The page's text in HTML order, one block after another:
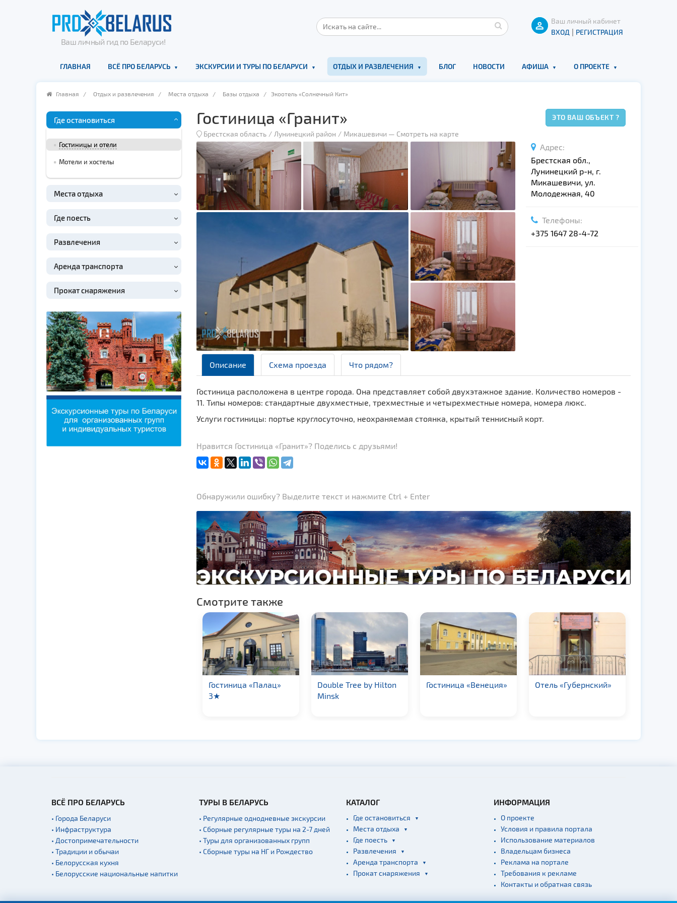
Ваш личный гид по Беларуси!
Ваш личный кабинет
ВХОД | РЕГИСТРАЦИЯ
ГЛАВНАЯ ВСЁ ПРО БЕЛАРУСЬ ЭКСКУРСИИ И ТУРЫ ПО БЕЛАРУСИ ОТДЫХ И РАЗВЛЕЧЕНИЯ БЛОГ НОВОСТИ АФИША О ПРОЕКТЕ
Главная / Отдых и развлечения / Места отдыха / Базы отдыха / Экоотель «Солнечный Кит»
Где остановиться
Гостиницы и отели
Мотели и хостелы
Места отдыха
Где поесть
Развлечения
Аренда транспорта
Прокат снаряжения
ЭТО ВАШ ОБЪЕКТ ?
Гостиница «Гранит»
Брестская область Лунинецкий район Микашевичи — Смотреть на карте
Адрес:
Брестская обл.,
Лунинецкий р-н, г.
Микашевичи, ул.
Молодежная, 40
Телефоны:
+375 1647 28-4-72
Описание Схема проезда Что рядом?
Гостиница расположена в центре города. Она представляет собой двухэтажное здание. Количество номеров -
11. Типы номеров: стандартные двухместные, трехместные и четырехместные номера, номера люкс.
Услуги гостиницы: портье круглосуточно, неохраняемая стоянка, крытый теннисный корт.
Нравится Гостиница «Гранит»? Поделись с друзьями!
Обнаружили ошибку? Выделите текст и нажмите Ctrl + Enter
Смотрите также
Double Tree by Hilton
Minsk
Гостиница «Венеция» Отель «Губернский»
Гостиница
ВСЁ ПРО БЕЛАРУСЬ
• Города Беларуси
• Инфраструктура
• Достопримечательности
• Традиции и обычаи
• Белорусская кухня
• Белорусские национальные напитки
ТУРЫ В БЕЛАРУСЬ
• Регулярные однодневные экскурсии
• Сборные регулярные туры на 2-7 дней
• Туры для организованных групп
• Сборные туры на НГ и Рождество
КАТАЛОГ
Где остановиться
Места отдыха
Где поесть
Развлечения
Аренда транспорта
Прокат снаряжения
ИНФОРМАЦИЯ
О проекте
Условия и правила портала
Использование материалов
Владельцам бизнеса
Реклама на портале
Требования к рекламе
Контакты и обратная связь